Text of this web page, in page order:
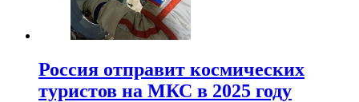
Россия отправит космических
туристов на МКС в 2025 году